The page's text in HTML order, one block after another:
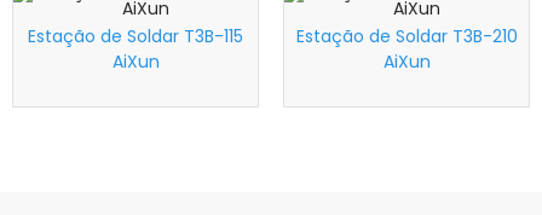
Estação de Soldar T3B-115
AiXun
Estação de Soldar T3B-210
AiXun